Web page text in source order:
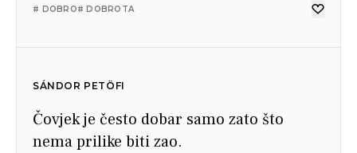
# DOBRO# DOBROTA
SÁNDOR PETÖFI
Čovjek je često dobar samo zato što
nema prilike biti zao.